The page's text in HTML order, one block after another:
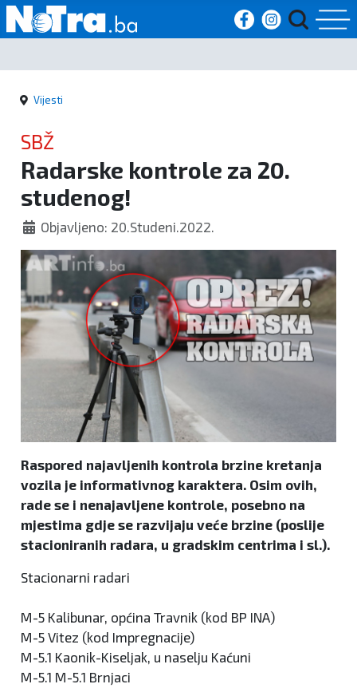
Početna
Vijesti
Sport
Kultura
Crna
kronika
Politika
Zanimljivosti
Vijesti
SBŽ
Radarske kontrole za 20.
studenog!
Objavljeno: 20.Studeni.2022.
Raspored najavljenih kontrola brzine kretanja
vozila je informativnog karaktera. Osim ovih,
rade se i nenajavljene kontrole, posebno na
mjestima gdje se razvijaju veće brzine (poslije
stacioniranih radara, u gradskim centrima i sl.).
Stacionarni radari
M-5 Kalibunar, općina Travnik (kod BP INA)
M-5 Vitez (kod Impregnacije)
M-5.1 Kaonik-Kiseljak, u naselju Kaćuni
M-5.1 M-5.1 Brnjaci